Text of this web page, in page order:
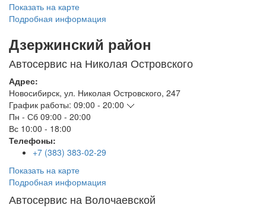
Показать на карте
Подробная информация
Дзержинский район
Автосервис на Николая Островского
Адрес:
Новосибирск, ул. Николая Островского, 247
График работы: 09:00 - 20:00
Пн - Сб 09:00 - 20:00
Вс 10:00 - 18:00
Телефоны:
+7 (383) 383-02-29
Показать на карте
Подробная информация
Автосервис на Волочаевской